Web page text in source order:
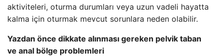
aktiviteleri, oturma durumları veya uzun vadeli hayatta
kalma için oturmak mevcut sorunlara neden olabilir.
Yazdan önce dikkate alınması gereken pelvik taban
ve anal bölge problemleri